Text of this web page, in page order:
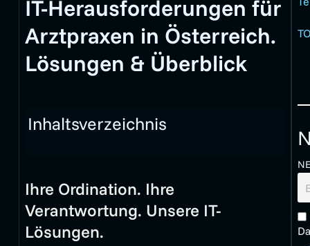
IT-Herausforderungen für
Arztpraxen in Österreich.
Lösungen & Überblick
Inhaltsverzeichnis
Ihre Ordination. Ihre
Verantwortung. Unsere IT-
Lösungen.